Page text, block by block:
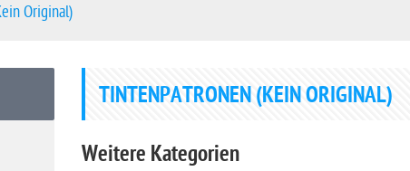
Original)
TINTENPATRONEN (KEIN ORIGINAL)
Weitere Kategorien